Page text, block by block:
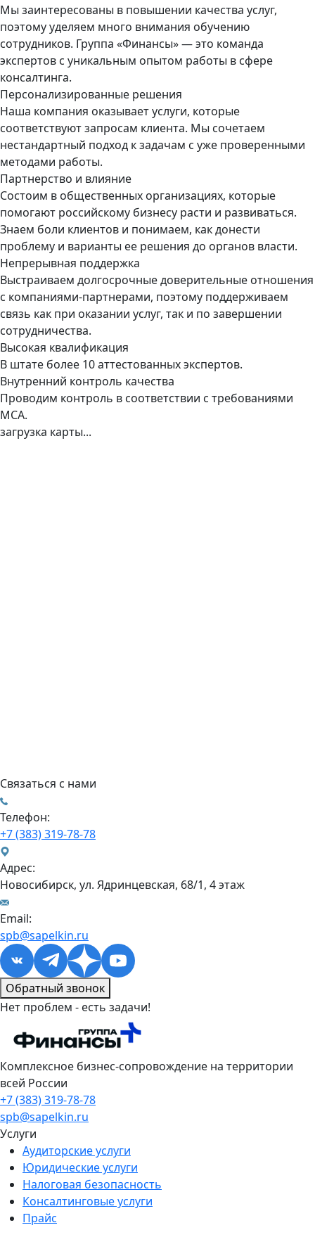
Мы заинтересованы в повышении качества услуг,
поэтому уделяем много внимания обучению
сотрудников. Группа «Финансы» — это команда
экспертов с уникальным опытом работы в сфере
консалтинга.
Персонализированные решения
Наша компания оказывает услуги, которые
соответствуют запросам клиента. Мы сочетаем
нестандартный подход к задачам с уже проверенными
методами работы.
Партнерство и влияние
Состоим в общественных организациях, которые
помогают российскому бизнесу расти и развиваться.
Знаем боли клиентов и понимаем, как донести
проблему и варианты ее решения до органов власти.
Непрерывная поддержка
Выстраиваем долгосрочные доверительные отношения
с компаниями-партнерами, поэтому поддерживаем
связь как при оказании услуг, так и по завершении
сотрудничества.
Высокая квалификация
В штате более 10 аттестованных экспертов.
Внутренний контроль качества
Проводим контроль в соответствии с требованиями
МСА.
загрузка карты...
Связаться с нами
Телефон:
+7 (383) 319-78-78
Адрес:
Новосибирск, ул. Ядринцевская, 68/1, 4 этаж
Email:
spb@sapelkin.ru
Обратный звонок
Нет проблем - есть задачи!
Комплексное бизнес-сопровождение на территории
всей России
+7 (383) 319-78-78
spb@sapelkin.ru
Услуги
Аудиторские услуги
Юридические услуги
Налоговая безопасность
Консалтинговые услуги
Прайс